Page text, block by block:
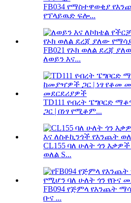
FB034 የማስተዋወቂያ
የፕላይዉድ ፍሎ...
FB021 የኦክ ወለል ደረጃ
ለወይን እና...
TD111 የብረት ፔግቦርድ
ጋር | በነፃ የሚቆም...
CL155 ባለ ሁለት ጎን
ወለል S...
FB094 የጅምላ የእንጨት
ቡና ...